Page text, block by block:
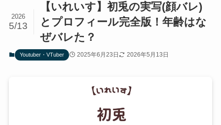
【いれいす】初兎の実写(顔バレ)
とプロフィール完全版！年齢はな
ぜバレた？
2026
5/13
Youtuber・VTuber 2025年6月23日 2026年5月13日